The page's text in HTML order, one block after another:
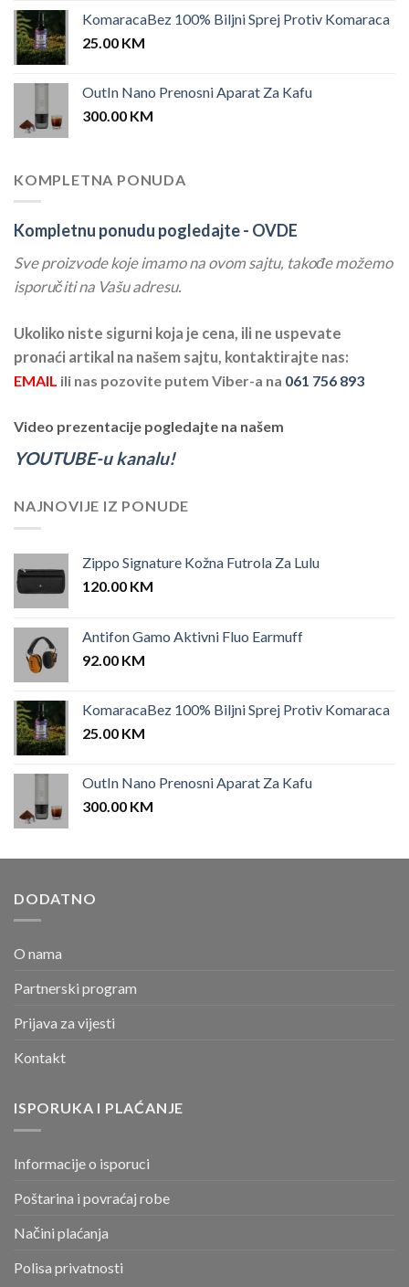
KomaracaBez 100% Biljni Sprej Protiv Komaraca
25.00 KM
OutIn Nano Prenosni Aparat Za Kafu
300.00 KM
KOMPLETNA PONUDA
Kompletnu ponudu pogledajte - OVDE
Sve proizvode koje imamo na ovom sajtu, takođe možemo
isporučiti na Vašu adresu.
Ukoliko niste sigurni koja je cena, ili ne uspevate
pronaći artikal na našem sajtu, kontaktirajte nas:
EMAIL ili nas pozovite putem Viber-a na 061 756 893
Video prezentacije pogledajte na našem
YOUTUBE-u kanalu!
NAJNOVIJE IZ PONUDE
Zippo Signature Kožna Futrola Za Lulu
120.00 KM
Antifon Gamo Aktivni Fluo Earmuff
92.00 KM
KomaracaBez 100% Biljni Sprej Protiv Komaraca
25.00 KM
OutIn Nano Prenosni Aparat Za Kafu
300.00 KM
DODATNO
O nama
Partnerski program
Prijava za vijesti
Kontakt
ISPORUKA I PLAĆANJE
Informacije o isporuci
Poštarina i povraćaj robe
Načini plaćanja
Polisa privatnosti